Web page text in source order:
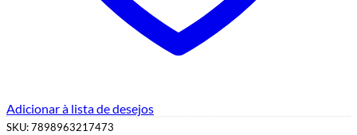
Adicionar à lista de desejos
SKU:7898963217473